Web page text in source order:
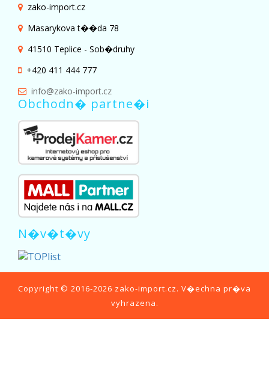
zako-import.cz
Masarykova t��da 78
41510 Teplice - Sob�druhy
+420 411 444 777
info@zako-import.cz
Obchodn� partne�i
N�v�t�vy
Copyright © 2016-2026 zako-import.cz. V�echna pr�va
vyhrazena.